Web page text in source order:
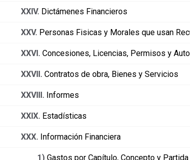
XXIV. Dictámenes Financieros
XXV. Personas Fisicas y Morales que usan
XXVI. Concesiones, Licencias, Permisos y
XXVII. Contratos de obra, Bienes y Servicios
XXVIII. Informes
XXIX. Estadísticas
XXX. Información Financiera
1) Gastos por Capítulo, Concepto y Partida